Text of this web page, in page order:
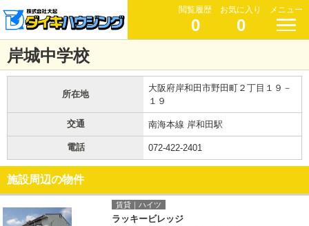
閲覧履歴
0
お気に入り
0
メニュー
岸城中学校
所在地
大阪府岸和田市野田町２丁目１９－
１９
交通 南海本線 岸和田駅
電話 072-422-2401
施設周辺の物件
賃貸｜ハイツ
ラッキービレッジ